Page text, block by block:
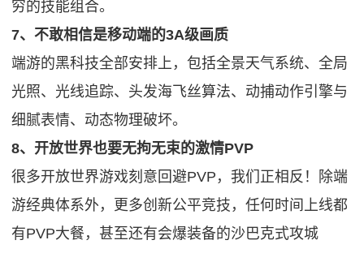
穷的技能组合。
7、不敢相信是移动端的3A级画质
端游的黑科技全部安排上，包括全景天气系统、全局
光照、光线追踪、头发海飞丝算法、动捕动作引擎与
细腻表情、动态物理破坏。
8、开放世界也要无拘无束的激情PVP
很多开放世界游戏刻意回避PVP，我们正相反！除端
游经典体系外，更多创新公平竞技，任何时间上线都
有PVP大餐，甚至还有会爆装备的沙巴克式攻城